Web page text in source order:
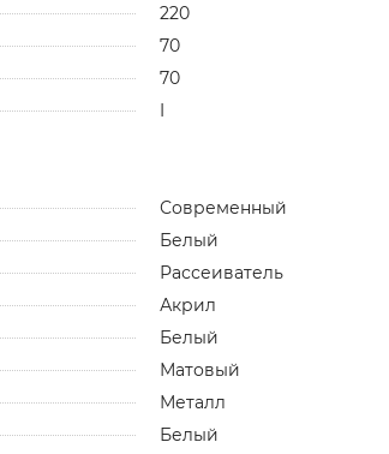
220
70
70
I
Современный
Белый
Рассеиватель
Акрил
Белый
Матовый
Металл
Белый